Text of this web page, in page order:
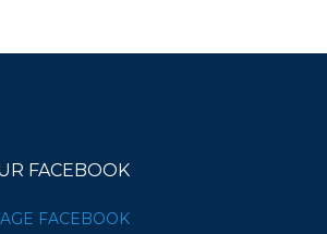
FACEBOOK
FACEBOOK